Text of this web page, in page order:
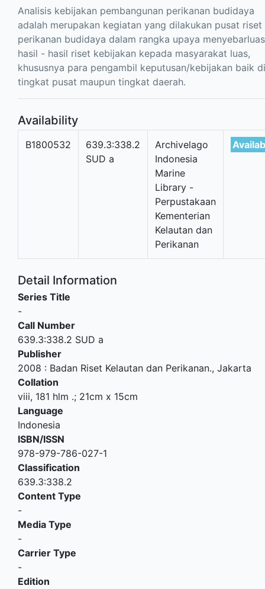
Analisis kebijakan pembangunan perikanan budidaya
adalah merupakan kegiatan yang dilakukan pusat riset
perikanan budidaya dalam rangka upaya
hasil - hasil riset kebijakan kepada masyarakat luas,
khususnya para pengambil keputusan/kebijakan baik di
tingkat pusat maupun tingkat daerah.
Availability
B1800532
639.3:338.2
SUD a
Archivelago
Indonesia
Marine
Library -
Perpustakaan
Kementerian
Kelautan dan
Perikanan
Detail Information
Series Title
-
Call Number
639.3:338.2 SUD a
Publisher
2008 : Badan Riset Kelautan dan Perikanan., Jakarta
Collation
viii, 181 hlm .; 21cm x 15cm
Language
Indonesia
ISBN/ISSN
978-979-786-027-1
Classification
639.3:338.2
Content Type
-
Media Type
-
Carrier Type
-
Edition